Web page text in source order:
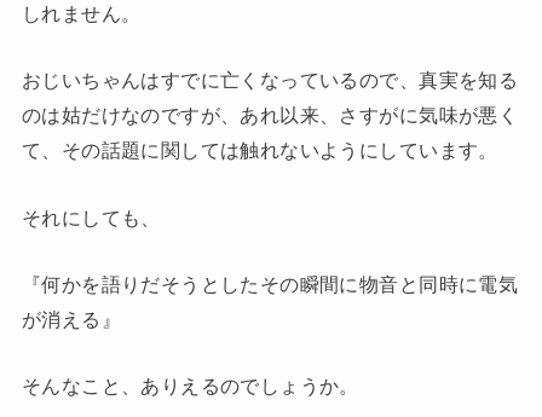
しれません。
おじいちゃんはすでに亡くなっているので、真実を知る
のは姑だけなのですが、あれ以来、さすがに気味が悪く
て、その話題に関しては触れないようにしています。
それにしても、
『何かを語りだそうとしたその瞬間に物音と同時に電気
が消える』
そんなこと、ありえるのでしょうか。